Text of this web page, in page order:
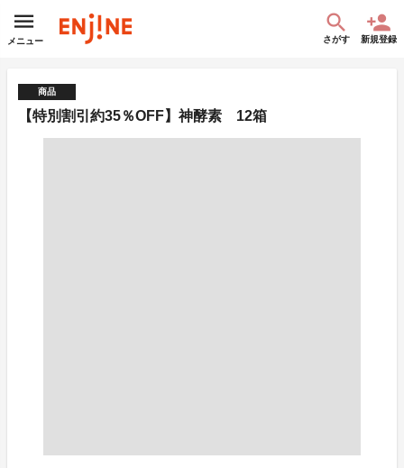
メニュー さがす 新規登録
商品
【特別割引約35％OFF】神酵素 12箱